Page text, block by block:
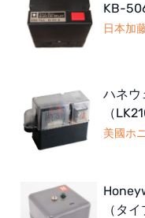
KB-
日本加
ハネウ
（
美國ホ
（タ